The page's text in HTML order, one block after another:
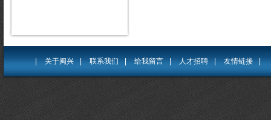
| 关于闽兴 | 联系我们 | 给我留言 | 人才招聘 | 友情链接 |